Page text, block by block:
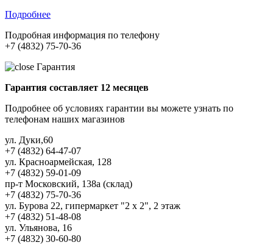
Подробнее
Подробная информация по телефону
+7 (4832) 75-70-36
Гарантия
Гарантия составляет 12 месяцев
Подробнее об условиях гарантии вы можете узнать по
телефонам наших магазинов
ул. Дуки,60
+7 (4832) 64-47-07
ул. Красноармейская, 128
+7 (4832) 59-01-09
пр-т Московский, 138а (склад)
+7 (4832) 75-70-36
ул. Бурова 22, гипермаркет "2 х 2", 2 этаж
+7 (4832) 51-48-08
ул. Ульянова, 16
+7 (4832) 30-60-80